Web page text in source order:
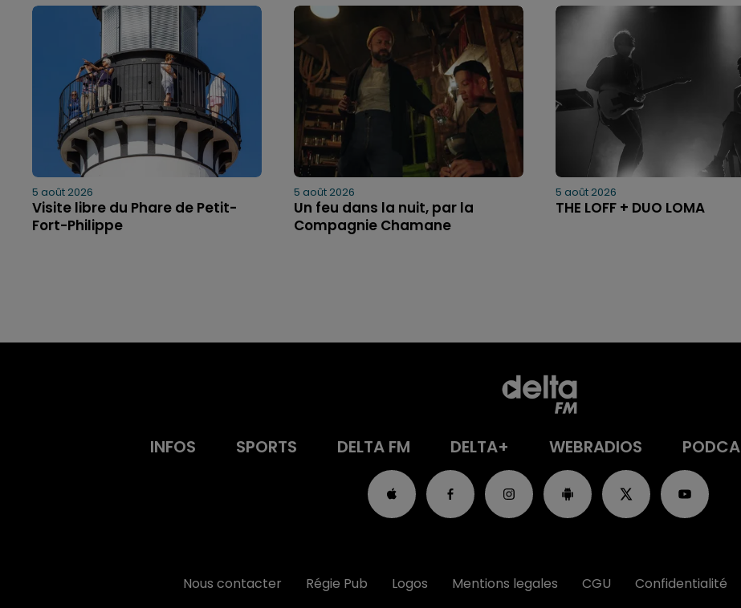
5 août 2026
Visite libre du Phare de Petit-
Fort-Philippe
5 août 2026
Un feu dans la nuit, par la
Compagnie Chamane
5 août 2026
THE LOFF + DUO LOMA
INFOS SPORTS DELTA FM DELTA+ WEBRADIOS
Nous contacter Régie Pub Logos Mentions legales CGU Confidentialité